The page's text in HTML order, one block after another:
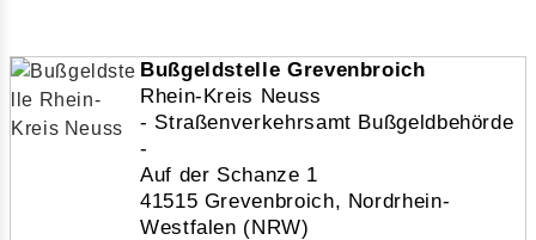
Bußgeldstelle Grevenbroich
Rhein-Kreis Neuss
- Straßenverkehrsamt Bußgeldbehörde
-
Auf der Schanze 1
41515 Grevenbroich, Nordrhein-
Westfalen (NRW)